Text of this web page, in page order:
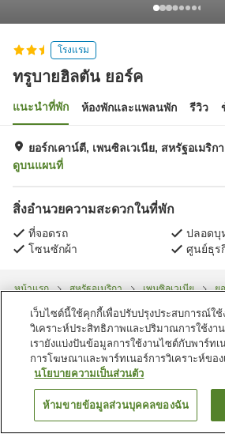
โรงแรม
ทรูบายฮิลตัน ยอร์ค
แนะนำที่พัก ห้องพักและแพลนพัก รีวิว
ยอร์กเคาน์ตี, เพนซิลเวเนีย, สหรัฐอเมริกา
ดูบนแผนที่
สิ่งอำนวยความสะดวกในที่พัก
ที่จอดรถ
ปลอดบุ
โซนซักผ้า
ศูนย์ธุร
หน้าแรก สหรัฐอเมริกา เพนซิลเวเนีย
ย
ทรูบายฮิลตัน ยอร์ค
ค้นหาห้องพัก
เว็บไซต์นี้ใช้คุกกี้เพื่อปรับปรุงประสบการณ์ใ
วิเคราะห์ประสิทธิภาพและปริมาณการใช้งาน
เรายังแบ่งปันข้อมูลการใช้งานไซต์กับพาร์ทเ
การโฆษณาและพาร์ทเนอร์การวิเคราะห์ของ
นโยบายความเป็นส่วนตัว
ห้ามขายข้อมูลส่วนบุคคลของฉัน